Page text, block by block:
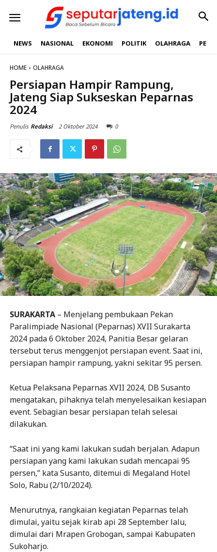
NEWS NASIONAL EKONOMI POLITIK OLAHRAGA
HOME OLAHRAGA
Persiapan Hampir Rampung,
Jateng Siap Sukseskan Peparnas
2024
Penulis Redaksi 2 Oktober 2024 0
SURAKARTA – Menjelang pembukaan Pekan
Paralimpiade Nasional (Peparnas) XVII Surakarta
2024 pada 6 Oktober 2024, Panitia Besar gelaran
tersebut terus menggenjot persiapan event. Saat ini,
persiapan hampir rampung, yakni sekitar 95 persen.
Ketua Pelaksana Peparnas XVII 2024, DB Susanto
mengatakan, pihaknya telah menyelesaikan kesiapan
event. Sebagian besar persiapan telah selesai
dilakukan.
“Saat ini yang kami lakukan sudah berjalan. Adapun
persiapan yang kami lakukan sudah mencapai 95
persen,” kata Susanto, ditemui di Megaland Hotel
Solo, Rabu (2/10/2024).
Menurutnya, rangkaian kegiatan Peparnas telah
dimulai, yaitu sejak kirab api 28 September lalu,
dimulai dari Mrapen Grobogan, sampai Kabupaten
Sukoharjo.